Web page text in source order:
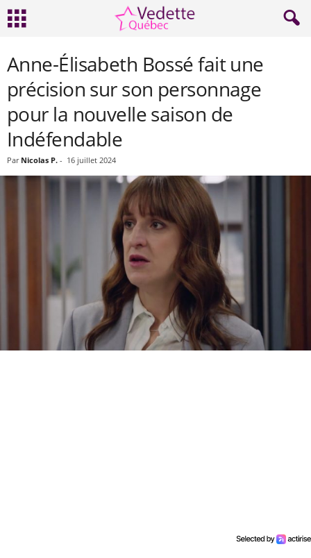
Anne-Élisabeth Bossé fait une
précision sur son personnage
pour la nouvelle saison de
Indéfendable
Par Nicolas P. - 16 juillet 2024